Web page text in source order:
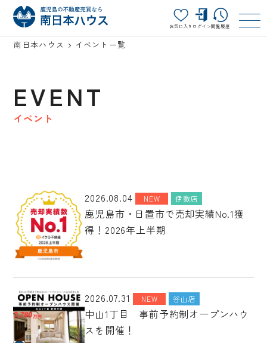
お気に入り ログイン閲覧履歴
南日本ハウス イベント一覧
EVENT
イベント
2026.08.04 NEW 伊敷店
鹿児島市・日置市で売却実績No.1獲
得！2026年上半期
2026.07.31 NEW 谷山店
中山1丁目 事前予約制オープンハウ
スを開催！